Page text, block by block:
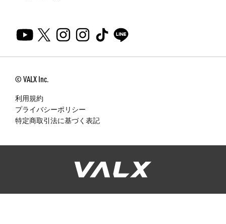
© VALX Inc.
利用規約
プライバシーポリシー
特定商取引法に基づく表記